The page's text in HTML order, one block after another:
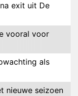
exit uit De
vooral voor
als
nieuwe seizoen